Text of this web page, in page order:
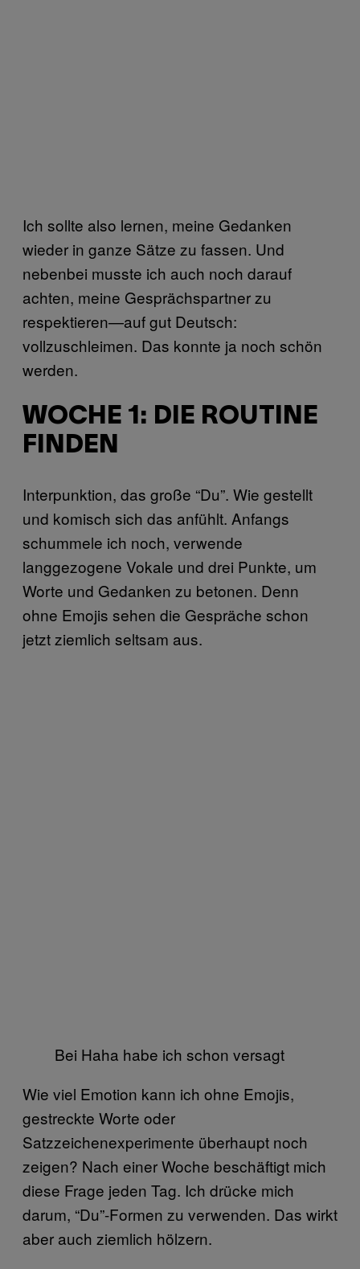
Ich sollte also lernen, meine Gedanken
wieder in ganze Sätze zu fassen. Und
nebenbei musste ich auch noch darauf
achten, meine Gesprächspartner zu
respektieren—auf gut Deutsch:
vollzuschleimen. Das konnte ja noch schön
werden.
WOCHE 1: DIE ROUTINE
FINDEN
Interpunktion, das große “Du”. Wie gestellt
und komisch sich das anfühlt. Anfangs
schummele ich noch, verwende
langgezogene Vokale und drei Punkte, um
Worte und Gedanken zu betonen. Denn
ohne Emojis sehen die Gespräche schon
jetzt ziemlich seltsam aus.
Bei Haha habe ich schon versagt
Wie viel Emotion kann ich ohne Emojis,
gestreckte Worte oder
Satzzeichenexperimente überhaupt noch
zeigen? Nach einer Woche beschäftigt mich
diese Frage jeden Tag. Ich drücke mich
darum, “Du”-Formen zu verwenden. Das wirkt
aber auch ziemlich hölzern.